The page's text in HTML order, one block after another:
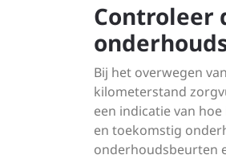
Controleer
Bij het overwegen
kilometerstand
een indicatie van
en toekomstig
onderhoudsbeurten